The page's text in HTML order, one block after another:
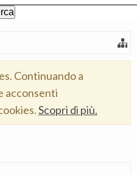
Continuando a
acconsenti
Scopri di più.